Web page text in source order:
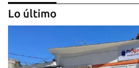
Lo último